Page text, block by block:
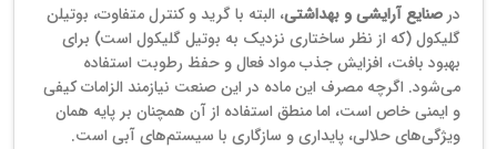
در صنایع آرایشی و بهداشتی، البته با گرید و کنترل متفاوت، بوتیلن
گلیکول (که از نظر ساختاری نزدیک به بوتیل گلیکول است) برای
بهبود بافت، افزایش جذب مواد فعال و حفظ رطوبت استفاده
می‌شود. اگرچه مصرف این ماده در این صنعت نیازمند الزامات کیفی
و ایمنی خاص است، اما منطق استفاده از آن همچنان بر پایه همان
ویژگی‌های حلالی، پایداری و سازگاری با سیستم‌های آبی است.